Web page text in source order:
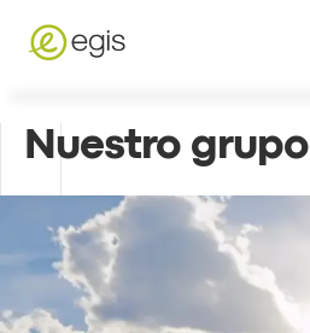
Nuestro grupo